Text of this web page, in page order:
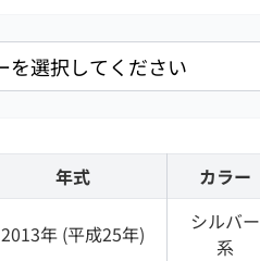
年式 カラー
2013年 (平成25年)
シルバー
系